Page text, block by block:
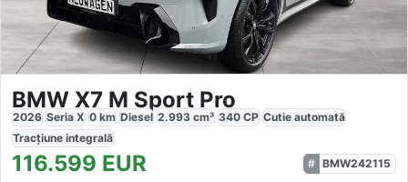
BMW X7 M Sport Pro
2026 Seria X 0 km Diesel 2.993 cm³ 340 CP Cutie automată
Tracțiune integrală
116.599 EUR
BMW242115